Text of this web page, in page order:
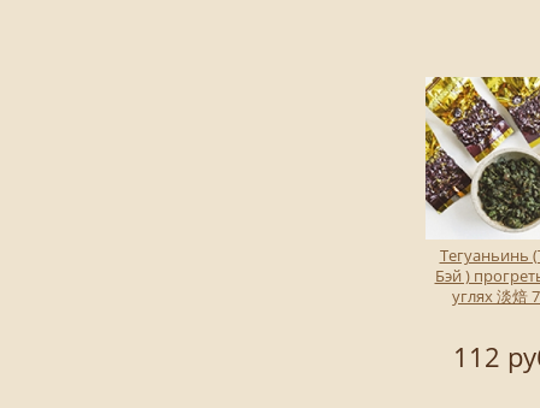
Тегуаньинь
Бэй )
углях 淡焙
112